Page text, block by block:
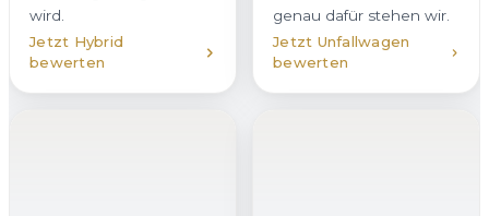
Firmenwagen oder eine
ganze Flotte in
Nastätten veräußern?
Gebrauchtwagen in
Nastätten aller Klassen
und Marken an – vom